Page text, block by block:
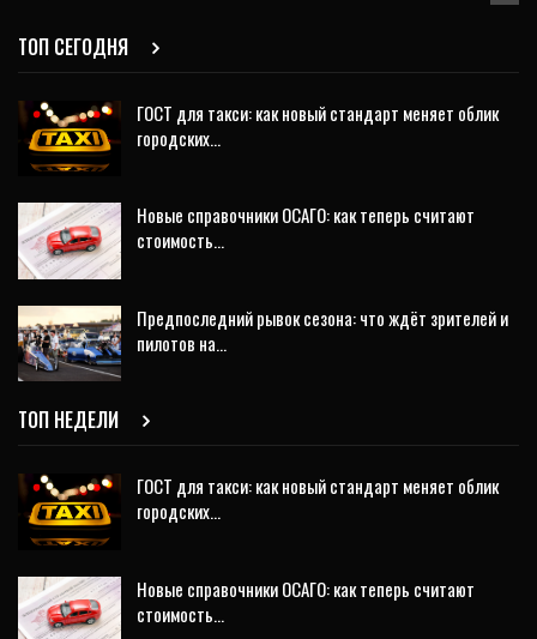
ТОП СЕГОДНЯ
ГОСТ для такси: как новый стандарт меняет облик
городских…
Новые справочники ОСАГО: как теперь считают
стоимость…
Предпоследний рывок сезона: что ждёт зрителей и
пилотов на…
ТОП НЕДЕЛИ
ГОСТ для такси: как новый стандарт меняет облик
городских…
Новые справочники ОСАГО: как теперь считают
стоимость…